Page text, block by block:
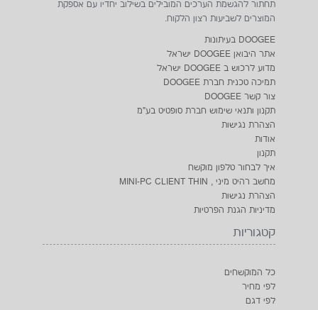
BLACKVIEW W80 PRO
₪349
תחתור להגשמת הערכים המובילים בשילוב יחדיו עם אספקת
המוצרים לשביעות רצון הלקוח.
DOOGEE בעיתונות
אתר היבואן DOOGEE ישראל
מדוע לרכוש ב DOOGEE ישראל
תמיכה טכנית חברת DOOGEE
צור קשר DOOGEE
תקנון ותנאי שימוש חברת סופטיט בע"מ
הצהרת נגישות
אודות
תקנון
איך לבחור טלפון מוקשח
מחשב רהיט מיני , MINI-PC CLIENT THIN
הצהרת נגישות
מדיניות הגנת הפרטיות
קטגוריות
כל המוקשחים
לפי מחיר
לפי דגם